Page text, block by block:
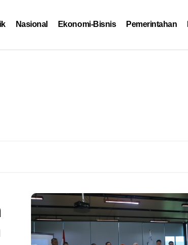
Nasional Ekonomi-Bisnis Pemerintahan